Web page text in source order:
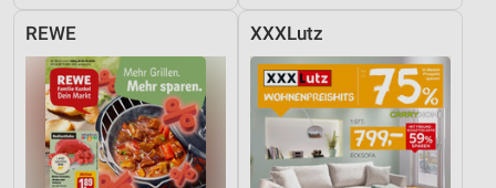
REWE XXXLutz
Verwendung genauer Standortdaten
Geräte anhand von aktiv angeforderten
Informationen identifizieren
Nicht-IAB-Verarbeitungszwecke:
Notwendig